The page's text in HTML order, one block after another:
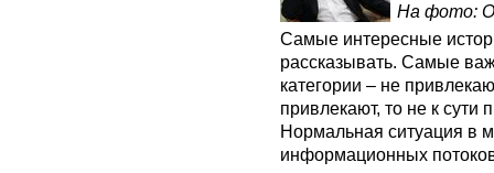
На фото:
Самые интересные
рассказывать. Самые
категории – не
привлекают, то не к
Нормальная ситуация в
информационных